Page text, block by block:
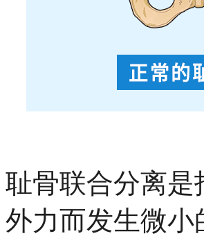
耻骨联合分离
外力而发生微